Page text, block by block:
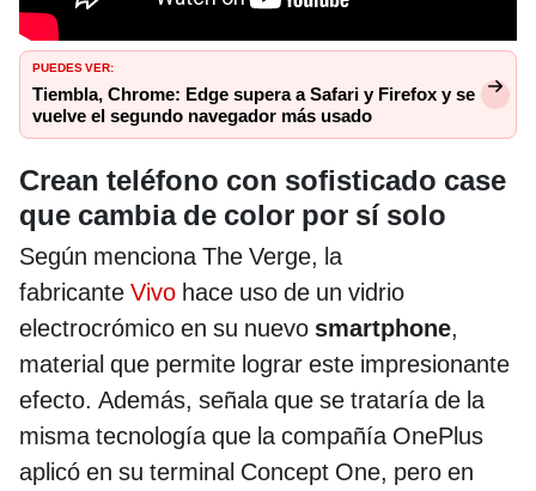
PUEDES VER:
Tiembla, Chrome: Edge supera a Safari y Firefox y se
vuelve el segundo navegador más usado
Crean teléfono con sofisticado case
que cambia de color por sí solo
Según menciona The Verge, la
fabricante Vivo hace uso de un vidrio
electrocrómico en su nuevo smartphone,
material que permite lograr este impresionante
efecto. Además, señala que se trataría de la
misma tecnología que la compañía OnePlus
aplicó en su terminal Concept One, pero en